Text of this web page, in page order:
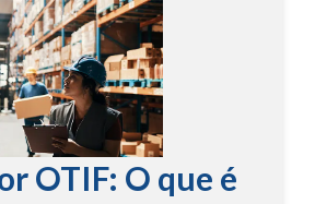
OTIF: O que é